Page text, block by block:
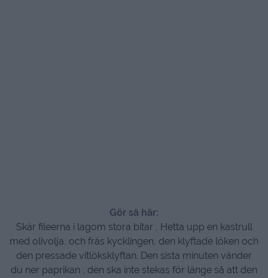
Gör så här:
Skär fileerna i lagom stora bitar , Hetta upp en kastrull
med olivolja, och fräs kycklingen, den klyftade löken och
den pressade vitlöksklyftan. Den sista minuten vänder
du ner paprikan , den ska inte stekas för länge så att den